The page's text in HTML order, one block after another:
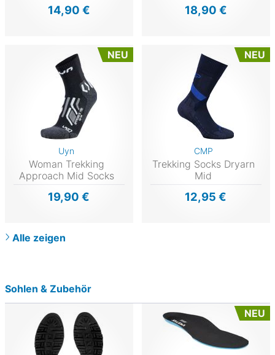
14,90 € 18,90 €
NEU
Uyn
Woman Trekking
Approach Mid Socks
19,90 €
NEU
CMP
Trekking Socks Dryarn
Mid
12,95 €
Alle zeigen
Sohlen & Zubehör
NEU